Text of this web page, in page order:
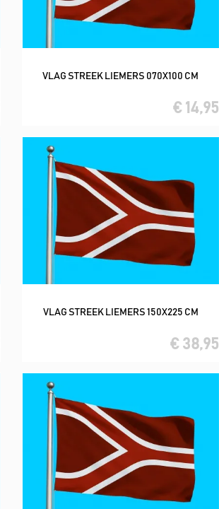
In winkelwagen
VLAG STREEK LIEMERS 070X100 CM
€ 14,95
In winkelwagen
VLAG STREEK LIEMERS 150X225 CM
€ 38,95